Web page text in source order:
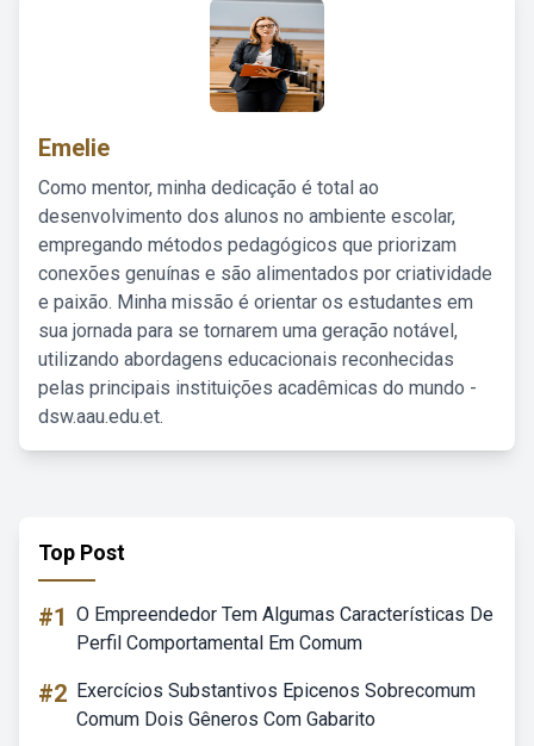
Emelie
Como mentor, minha dedicação é total ao
desenvolvimento dos alunos no ambiente escolar,
empregando métodos pedagógicos que priorizam
conexões genuínas e são alimentados por criatividade
e paixão. Minha missão é orientar os estudantes em
sua jornada para se tornarem uma geração notável,
utilizando abordagens educacionais reconhecidas
pelas principais instituições acadêmicas do mundo -
dsw.aau.edu.et.
Top Post
#1 O Empreendedor Tem Algumas Características De
Perfil Comportamental Em Comum
#2 Exercícios Substantivos Epicenos Sobrecomum
Comum Dois Gêneros Com Gabarito